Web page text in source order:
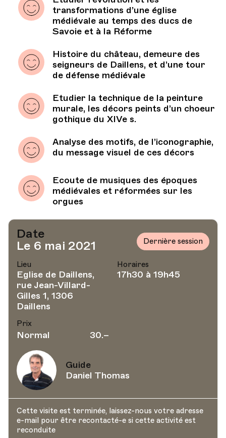
transformations d’une église
médiévale au temps des ducs de
Savoie et à la Réforme
Histoire du château, demeure des
seigneurs de Daillens, et d’une tour
de défense médiévale
Etudier la technique de la peinture
murale, les décors peints d’un choeur
gothique du XIVe s.
Analyse des motifs, de l’iconographie,
du message visuel de ces décors
Ecoute de musiques des époques
médiévales et réformées sur les
orgues
Date
Le 6 mai 2021
Dernière session
Lieu
Eglise de Daillens,
rue Jean-Villard-
Gilles 1, 1306
Daillens
Horaires
17h30 à 19h45
Prix
Normal 30.–
Guide
Daniel Thomas
Cette visite est terminée, laissez-nous votre adresse
e-mail pour être recontacté-e si cette activité est
reconduite